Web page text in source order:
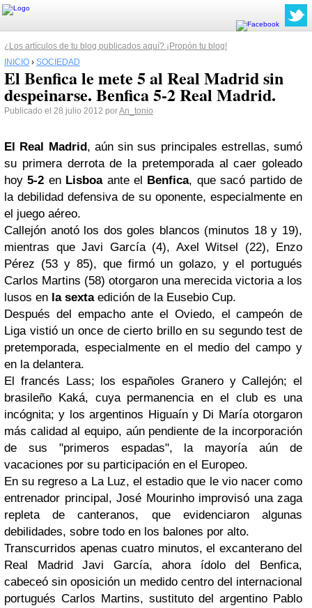
¿Los artículos de tu blog publicados aquí? ¡Propón tu blog!
INICIO › SOCIEDAD
El Benfica le mete 5 al Real Madrid sin
despeinarse. Benfica 5-2 Real Madrid.
Publicado el 28 julio 2012 porAn_tonio
El Real Madrid, aún sin sus principales estrellas, sumó
su primera derrota de la pretemporada al caer goleado
hoy5-2 en Lisboaante el Benfica, que sacó partido de
la debilidad defensiva de su oponente, especialmente en
el juego aéreo.
Callejón anotó los dos goles blancos (minutos 18 y 19),
mientras que Javi García (4), Axel Witsel (22), Enzo
Pérez (53 y 85), que firmó un golazo, y el portugués
Carlos Martins (58) otorgaron una merecida victoria a los
lusos en la sextaedición de la Eusebio Cup.
Después del empacho ante el Oviedo, el campeón de
Liga vistió un once de cierto brillo en su segundo test de
pretemporada, especialmente en el medio del campo y
en la delantera.
El francés Lass; los españoles Granero y Callejón; el
brasileño Kaká, cuya permanencia en el club es una
incógnita; y los argentinos Higuaín y Di María otorgaron
más calidad al equipo, aún pendiente de la incorporación
de sus "primeros espadas", la mayoría aún de
vacaciones por su participación en el Europeo.
En su regreso a La Luz, el estadio que le vio nacer como
entrenador principal, José Mourinho improvisó una zaga
repleta de canteranos, que evidenciaron algunas
debilidades, sobre todo en los balones por alto.
Transcurridos apenas cuatro minutos, el excanterano del
Real Madrid Javi García, ahora ídolo del Benfica,
cabeceó sin oposición un medido centro del internacional
portugués Carlos Martins, sustituto del argentino Pablo